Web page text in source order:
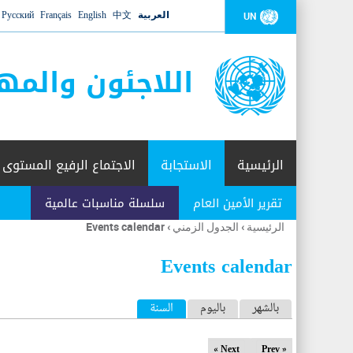
UN العربية 中文
English
Français
Русский
اللاجئون
الرئيسية الاستجابة
تقرير الأمين العام سلسلة مناسبات عالمية
الاجتماع الرفيع المستوى
أنت
هنا
الرئيسية › الجدول الزمني ›
Events calendar
Events calendar
ا
ل
بالشهر باليوم السنة (علامة التبويب النشطة)